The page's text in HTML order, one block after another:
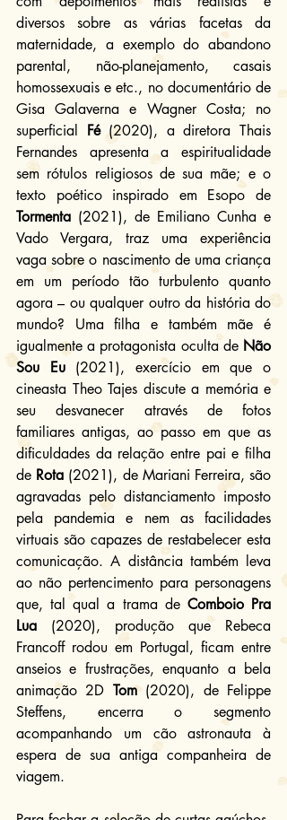
diversos sobre as várias facetas da
maternidade, a exemplo do abandono
parental, não-planejamento, casais
homossexuais e etc., no documentário de
Gisa Galaverna e Wagner Costa; no
superficial Fé (2020), a diretora Thais
Fernandes apresenta a espiritualidade
sem rótulos religiosos de sua mãe; e o
Tormenta (2021), de Emiliano Cunha e
Vado Vergara, traz uma experiência
vaga sobre o nascimento de uma criança
em um período tão turbulento quanto
agora – ou qualquer outro da história do
mundo? Uma filha e também mãe é
igualmente a protagonista oculta de Não
Sou Eu (2021), exercício em que o
cineasta Theo Tajes discute a memória e
seu desvanecer através de fotos
familiares antigas, ao passo em que as
dificuldades da relação entre pai e filha
de Rota (2021), de Mariani Ferreira, são
agravadas pelo distanciamento imposto
pela pandemia e nem as facilidades
virtuais são capazes de restabelecer esta
comunicação. A distância também leva
ao não pertencimento para personagens
que, tal qual a trama de Comboio Pra
Lua (2020), produção que Rebeca
Francoff rodou em Portugal, ficam entre
anseios e frustrações, enquanto a bela
animação 2D Tom (2020), de Felippe
Steffens, encerra o segmento
acompanhando um cão astronauta à
espera de sua antiga companheira de
viagem.